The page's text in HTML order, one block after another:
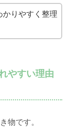
かりやすく整理
やすい理由
物です。